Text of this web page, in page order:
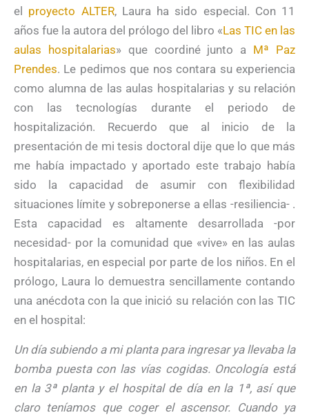
el proyecto ALTER, Laura ha sido especial. Con 11
años fue la autora del prólogo del libro «Las TIC en las
aulas hospitalarias» que coordiné junto a Mª Paz
Prendes. Le pedimos que nos contara su experiencia
como alumna de las aulas hospitalarias y su relación
con las tecnologías durante el periodo de
hospitalización. Recuerdo que al inicio de la
presentación de mi tesis doctoral dije que lo que más
me había impactado y aportado este trabajo había
sido la capacidad de asumir con flexibilidad
situaciones límite y sobreponerse a ellas -resiliencia- .
Esta capacidad es altamente desarrollada -por
necesidad- por la comunidad que «vive» en las aulas
hospitalarias, en especial por parte de los niños. En el
prólogo, Laura lo demuestra sencillamente contando
una anécdota con la que inició su relación con las TIC
en el hospital:
Un día subiendo a mi planta para ingresar ya llevaba la
bomba puesta con las vías cogidas. Oncología está
en la 3ª planta y el hospital de día en la 1ª, así que
claro teníamos que coger el ascensor. Cuando ya